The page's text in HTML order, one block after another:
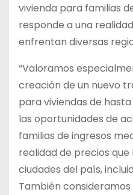
vivienda para familias
responde a una
enfrentan diversas
“Valoramos
creación de un nuevo
para viviendas de
las oportunidades de
familias de ingresos
realidad de precios
ciudades del país,
También